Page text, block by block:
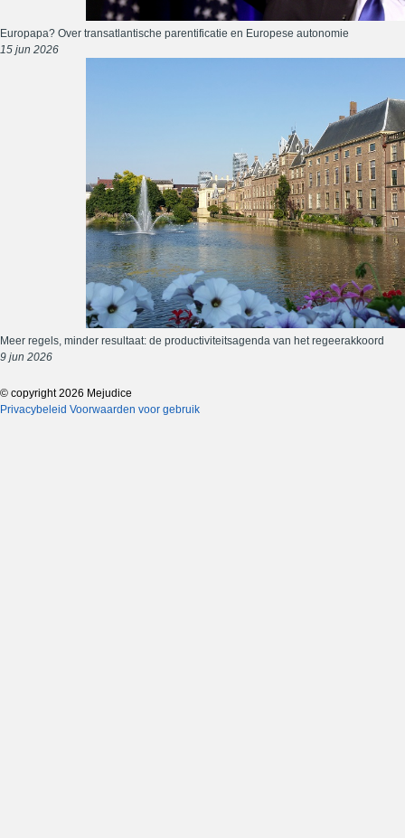
Europapa? Over transatlantische parentificatie en Europese autonomie
15 jun 2026
Meer regels, minder resultaat: de productiviteitsagenda van het regeerakkoord
9 jun 2026
© copyright 2026 Mejudice
Privacybeleid Voorwaarden voor gebruik